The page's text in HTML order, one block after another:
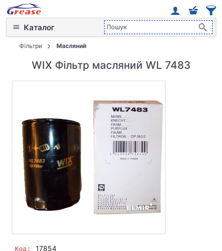
Каталог
Фільтри Масляний
WIX Фільтр масляний WL 7483
Код: 17854